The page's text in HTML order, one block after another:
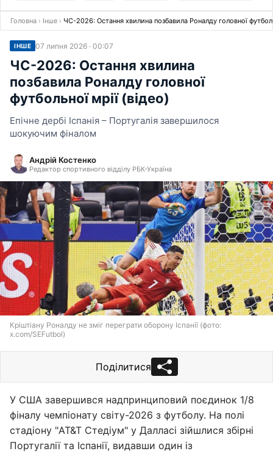
Головна › Інше › ЧС-2026: Остання хвилина позбавила Роналду головної
ІНШЕ 07 липня 2026 · 00:07
ЧС-2026: Остання хвилина
позбавила Роналду головної
футбольної мрії (відео)
Епічне дербі Іспанія – Португалія завершилося
шокуючим фіналом
Андрій Костенко
Редактор спортивного відділу РБК-Україна
Кріштіану Роналду не зміг переграти оборону Іспанії (фото:
x.com/SEFutbol)
Поділитися
У США завершився надпринциповий поєдинок 1/8
фіналу чемпіонату світу-2026 з футболу. На полі
стадіону "AT&T Стедіум" у Далласі зійшлися збірні
Португалії та Іспанії, видавши один із